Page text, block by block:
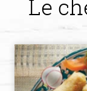
Le